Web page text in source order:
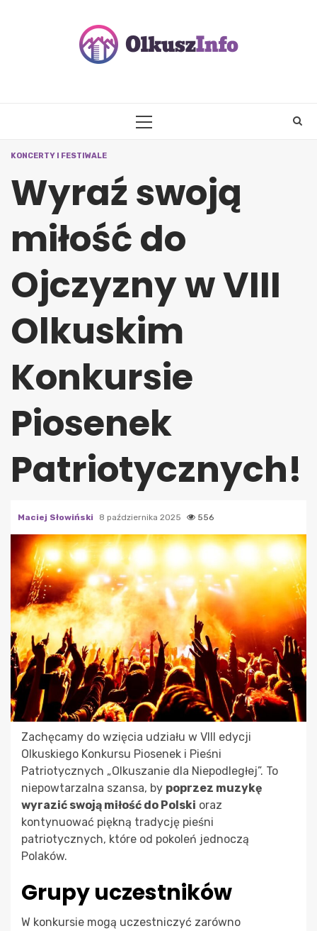
PRIMARY
KONCERTY I FESTIWALE
Wyraź swoją
miłość do
Ojczyzny w VIII
Olkuskim
Konkursie
Piosenek
Patriotycznych!
Maciej Słowiński 8 października 2025 556
Zachęcamy do wzięcia udziału w VIII edycji
Olkuskiego Konkursu Piosenek i Pieśni
Patriotycznych „Olkuszanie dla Niepodległej”. To
niepowtarzalna szansa, by poprzez muzykę
wyrazić swoją miłość do Polski oraz
kontynuować piękną tradycję pieśni
patriotycznych, które od pokoleń jednoczą
Polaków.
Grupy uczestników
W konkursie mogą uczestniczyć zarówno